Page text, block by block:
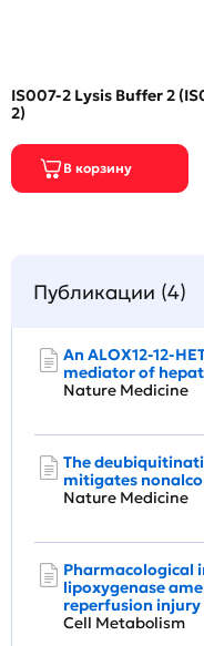
IS007-2 Lysis Buffer 2
2)
Публикации (4)
An ALOX12-12-
mediator of
Nature Medicine
The
mitigates
Nature Medicine
Pharmacological
lipoxygenase
reperfusion
Cell Metabolism